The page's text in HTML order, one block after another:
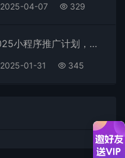
2025-04-07 329
2025小程序推广计划，撸广告3.0挂机玩法，全新升级，日均1000+小白可做
2025-01-31 345